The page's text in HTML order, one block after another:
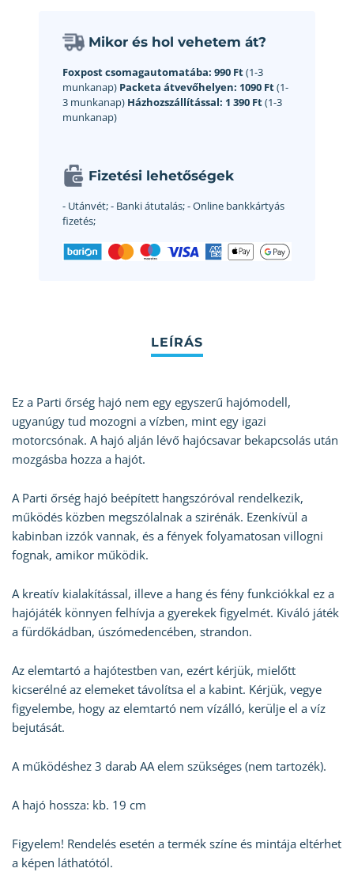
Mikor és hol vehetem át?
Foxpost csomagautomatába: 990 Ft(1-3
munkanap) Packeta átvevőhelyen: 1090 Ft(1-
3 munkanap) Házhozszállítással: 1 390 Ft(1-3
munkanap)
Fizetési lehetőségek
- Utánvét;- Banki átutalás;- Online bankkártyás
fizetés;
Ez a Parti őrség hajó nem egy egyszerű hajómodell,
ugyanúgy tud mozogni a vízben, mint egy igazi
motorcsónak. A hajó alján lévő hajócsavar bekapcsolás után
mozgásba hozza a hajót.
A Parti őrség hajó beépített hangszóróval rendelkezik,
működés közben megszólalnak a szirénák. Ezenkívül a
kabinban izzók vannak, és a fények folyamatosan villogni
fognak, amikor működik.
A kreatív kialakítással, illeve a hang és fény funkciókkal ez a
hajójáték könnyen felhívja a gyerekek figyelmét. Kiváló játék
a fürdőkádban, úszómedencében, strandon.
Az elemtartó a hajótestben van, ezért kérjük, mielőtt
kicserélné az elemeket távolítsa el a kabint. Kérjük, vegye
figyelembe, hogy az elemtartó nem vízálló, kerülje el a víz
bejutását.
A működéshez 3 darab AA elem szükséges (nem tartozék).
A hajó hossza: kb. 19 cm
Figyelem! Rendelés esetén a termék színe és mintája eltérhet
a képen láthatótól.